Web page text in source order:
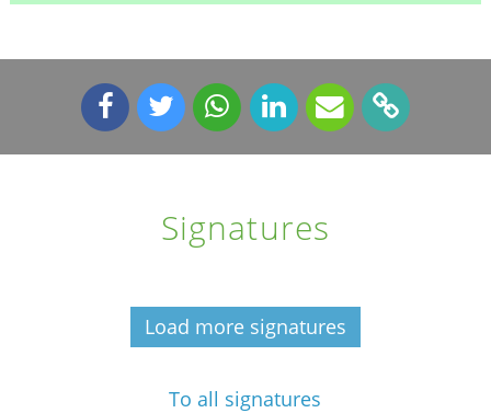
Signatures
Load more signatures
To all signatures